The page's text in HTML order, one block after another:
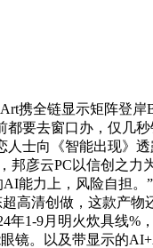
全链显示矩阵登
要去窗口办，仅
士向《智能出现
彦云PC以信创之
能力上，风险自担
高清创做，这款产
1-9月明火炊具线
镜。以及带显示的